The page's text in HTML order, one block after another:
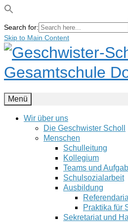
Search for:
Skip to Main Content
Menü
Wir über uns
Die Geschwister Scholl
Menschen
Schulleitung
Kollegium
Teams und
Schulsozialarbeit
Ausbildung
Praktika für
Sekretariat und